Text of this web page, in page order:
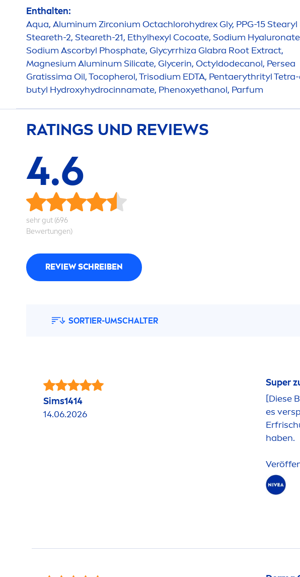
Enthalten:
Aqua, Aluminum Zirconium Octachlorohydrex Gly, PPG-15 Stearyl
Steareth-2, Steareth-21, Ethylhexyl Cocoate, Sodium Hyaluron
Sodium Ascorbyl Phosphate, Glycyrrhiza Glabra Root Extract,
Magnesium Aluminum Silicate, Glycerin, Octyldodecanol, Persea
Gratissima Oil, Tocopherol, Trisodium EDTA, Pentaerythrityl
butyl Hydroxyhydrocinnamate, Phenoxyethanol, Parfum
RATINGS UND REVIEWS
4.6
sehr gut (696
Bewertungen)
REVIEW SCHREIBEN
SORTIER-UMSCHALTER
Sims1414
14.06.2026
Super
[Diese
es
haben.